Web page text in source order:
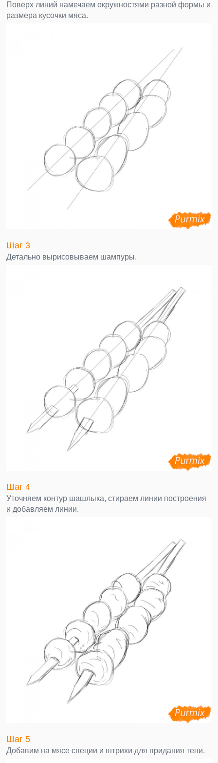
Поверх линий намечаем окружностями разной формы и
размера кусочки мяса.
Шаг 3
Детально вырисовываем шампуры.
Шаг 4
Уточняем контур шашлыка, стираем линии построения
и добавляем линии.
Шаг 5
Добавим на мясе специи и штрихи для придания тени.